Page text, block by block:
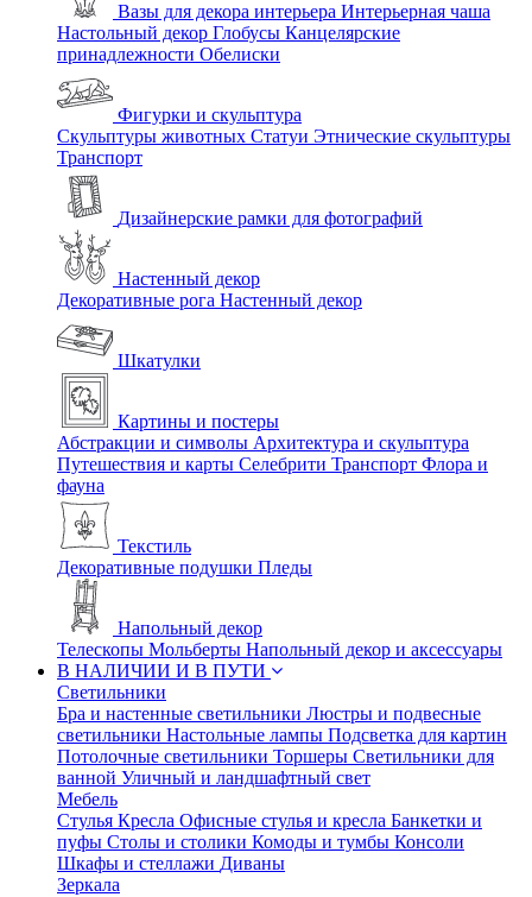
Вазы для декора интерьера Интерьерная чаша
Настольный декор Глобусы Канцелярские
принадлежности Обелиски
Фигурки и скульптура
Скульптуры животных Статуи Этнические скульптуры
Транспорт
Дизайнерские рамки для фотографий
Настенный декор
Декоративные рога Настенный декор
Шкатулки
Картины и постеры
Абстракции и символы Архитектура и скульптура
Путешествия и карты Селебрити Транспорт Флора и
фауна
Текстиль
Декоративные подушки Пледы
Напольный декор
Телескопы Мольберты Напольный декор и аксессуары
В НАЛИЧИИ И В ПУТИ
Светильники
Бра и настенные светильники Люстры и подвесные
светильники Настольные лампы Подсветка для картин
Потолочные светильники Торшеры Светильники для
ванной Уличный и ландшафтный свет
Мебель
Стулья Кресла Офисные стулья и кресла Банкетки и
пуфы Столы и столики Комоды и тумбы Консоли
Шкафы и стеллажи Диваны
Зеркала